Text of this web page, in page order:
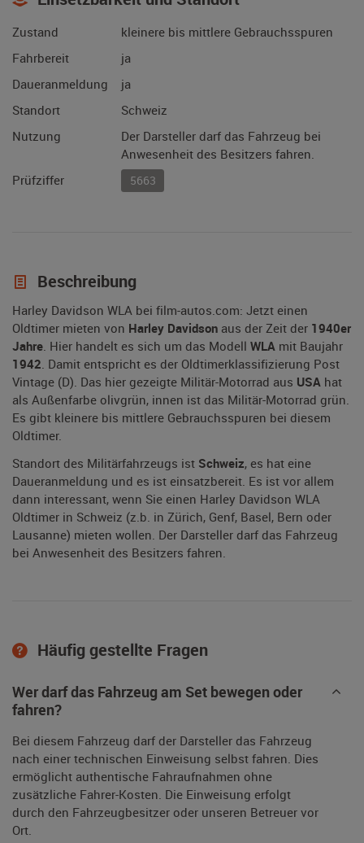
Zustand
kleinere bis mittlere Gebrauchsspuren
Fahrbereit
ja
Daueranmeldung
ja
Standort
Schweiz
Nutzung
Der Darsteller darf das Fahrzeug bei
Anwesenheit des Besitzers fahren.
Prüfziffer
5663
Beschreibung
Harley Davidson WLA bei film-autos.com: Jetzt einen
Oldtimer mieten von Harley Davidson aus der Zeit der 1940er
Jahre. Hier handelt es sich um das Modell WLA mit Baujahr
1942. Damit entspricht es der Oldtimerklassifizierung Post
Vintage (D). Das hier gezeigte Militär-Motorrad aus USA hat
als Außenfarbe olivgrün, innen ist das Militär-Motorrad grün.
Es gibt kleinere bis mittlere Gebrauchsspuren bei diesem
Oldtimer.
Standort des Militärfahrzeugs ist Schweiz, es hat eine
Daueranmeldung und es ist einsatzbereit. Es ist vor allem
dann interessant, wenn Sie einen Harley Davidson WLA
Oldtimer in Schweiz (z.b. in Zürich, Genf, Basel, Bern oder
Lausanne) mieten wollen. Der Darsteller darf das Fahrzeug
bei Anwesenheit des Besitzers fahren.
Häufig gestellte Fragen
Wer darf das Fahrzeug am Set bewegen oder
fahren?
Bei diesem Fahrzeug darf der Darsteller das Fahrzeug
nach einer technischen Einweisung selbst fahren. Dies
ermöglicht authentische Fahraufnahmen ohne
zusätzliche Fahrer-Kosten. Die Einweisung erfolgt
durch den Fahrzeugbesitzer oder unseren Betreuer vor
Ort.